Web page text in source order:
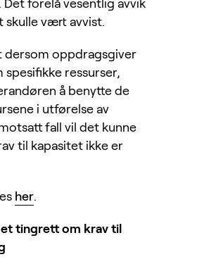
forelå vesentlig avvik
skulle vært avvist.
dersom oppdragsgiver
spesifikke ressurser,
å benytte de
i utførelse av
fall vil det kunne
til kapasitet ikke er
her.
tingrett om krav til